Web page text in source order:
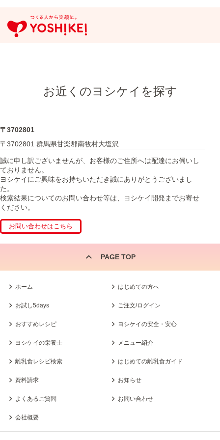
お近くのヨシケイを探す
〒3702801
〒3702801 群馬県甘楽郡南牧村大塩沢
誠に申し訳ございませんが、お客様のご住所へは配達にお伺いし
ておりません。
ヨシケイにご興味をお持ちいただき誠にありがとうございまし
た。
検索結果についてのお問い合わせ等は、ヨシケイ開発までお寄せ
ください。
PAGE TOP
ホーム はじめての方へ
お試し5days ご注文/ログイン
おすすめレシピ ヨシケイの安全・安心
ヨシケイの栄養士 メニュー紹介
離乳食レシピ検索 はじめての離乳食ガイド
資料請求 お知らせ
よくあるご質問 お問い合わせ
会社概要